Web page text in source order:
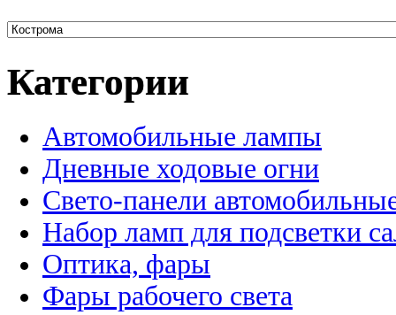
Категории
Автомобильные лампы
Дневные ходовые огни
Свето-панели
Набор ламп для подсветки
Оптика, фары
Фары рабочего света